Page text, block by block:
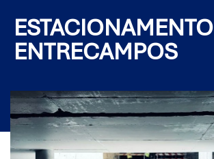
ESTACIONAMENTO
ENTRECAMPOS